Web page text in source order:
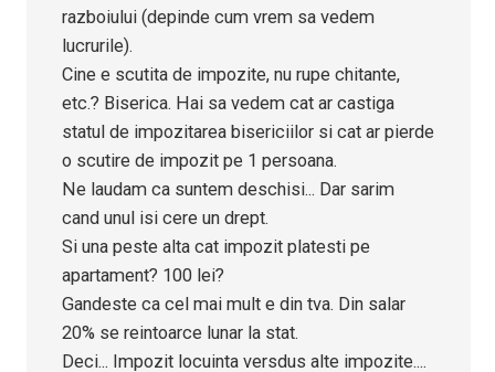
razboiului (depinde cum vrem sa vedem
lucrurile).
Cine e scutita de impozite, nu rupe chitante,
etc.? Biserica. Hai sa vedem cat ar castiga
statul de impozitarea bisericiilor si cat ar pierde
o scutire de impozit pe 1 persoana.
Ne laudam ca suntem deschisi... Dar sarim
cand unul isi cere un drept.
Si una peste alta cat impozit platesti pe
apartament? 100 lei?
Gandeste ca cel mai mult e din tva. Din salar
20% se reintoarce lunar la stat.
Deci... Impozit locuinta versdus alte impozite....